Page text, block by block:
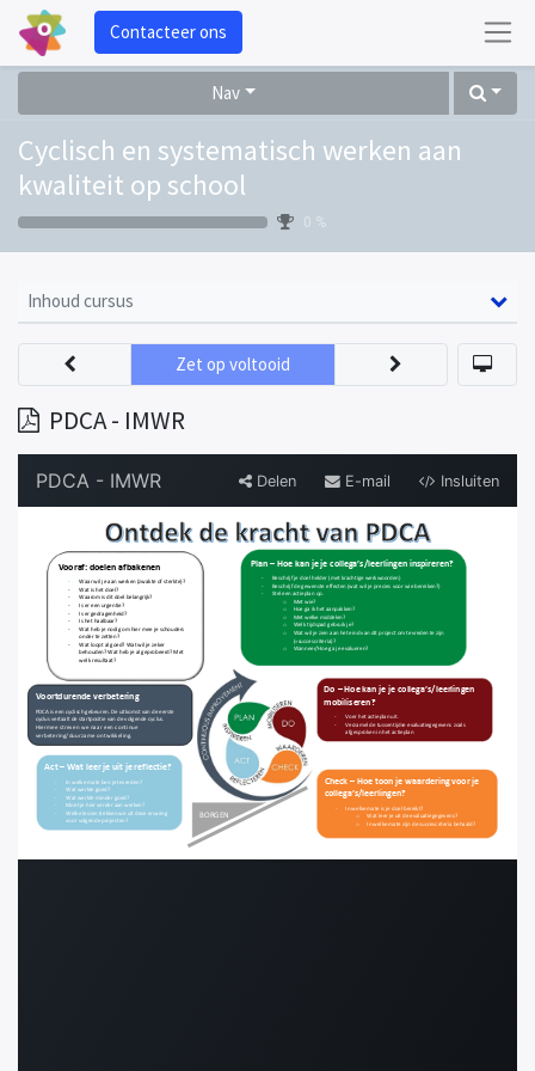
Contacteer ons
Nav
Cyclisch en systematisch werken aan
kwaliteit op school
0 %
Inhoud cursus
PDCA - IMWR
Zet op voltooid